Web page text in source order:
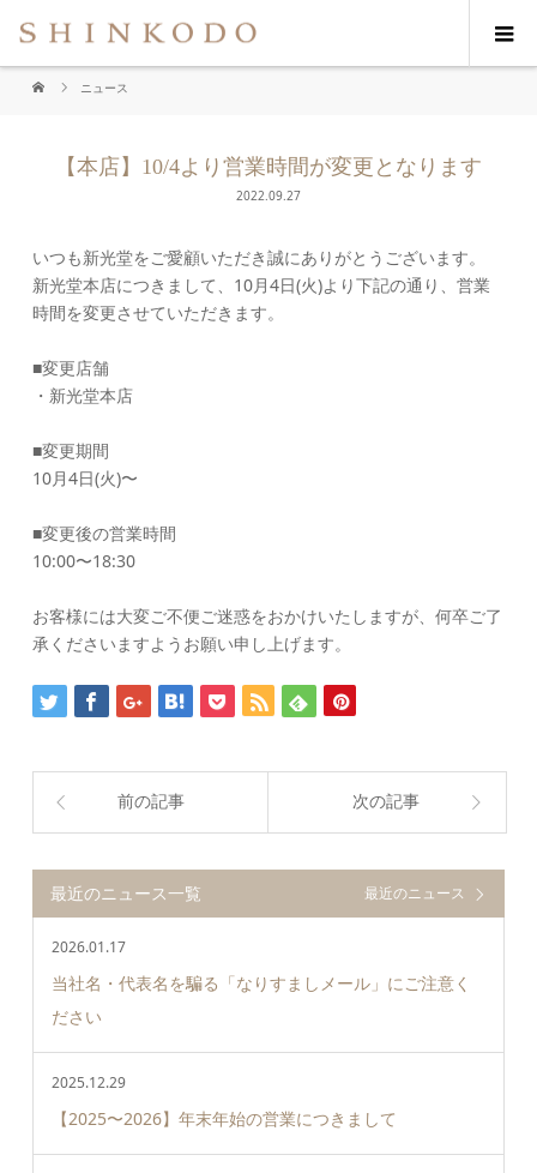
ニュース
【本店】10/4より営業時間が変更となります
2022.09.27
いつも新光堂をご愛顧いただき誠にありがとうございます。
新光堂本店につきまして、10月4日(火)より下記の通り、営業
時間を変更させていただきます。
■変更店舗
・新光堂本店
■変更期間
10月4日(火)〜
■変更後の営業時間
10:00〜18:30
お客様には大変ご不便ご迷惑をおかけいたしますが、何卒ご了
承くださいますようお願い申し上げます。
前の記事 次の記事
最近のニュース一覧 最近のニュース
2026.01.17
当社名・代表名を騙る「なりすましメール」にご注意く
ださい
2025.12.29
【2025〜2026】年末年始の営業につきまして